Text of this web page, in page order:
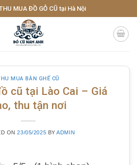
MUA ĐỒ GỖ CŨ tại Hà Nội
MUA BÀN GHẾ CŨ
cũ tại Lào Cai – Giá
thu tận nơi
ON23/05/2025 BYADMIN